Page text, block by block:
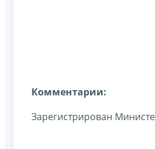
Комментарии:
Зарегистрирован